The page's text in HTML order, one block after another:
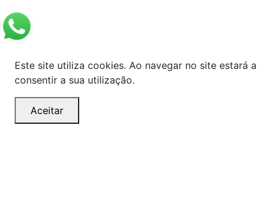
Este site utiliza cookies. Ao navegar no site estará a
consentir a sua utilização.
Aceitar